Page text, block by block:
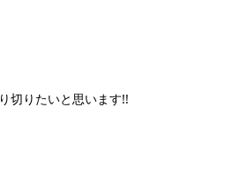
切りたいと思います!!